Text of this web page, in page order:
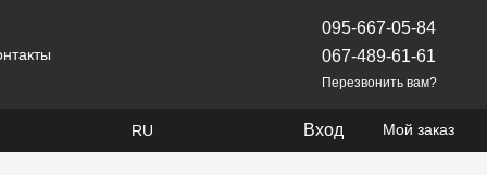
095-667-05-84
067-489-61-61
Перезвонить вам?
RU Вход Мой заказ